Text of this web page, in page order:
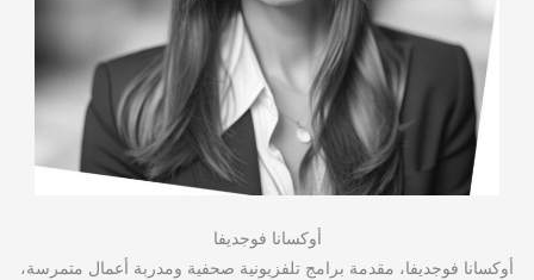
أوكسانا فوجديفا
أوكسانا فوجديفا، مقدمة برامج تلفزيونية صحفية ومدربة أعمال متمرسة،